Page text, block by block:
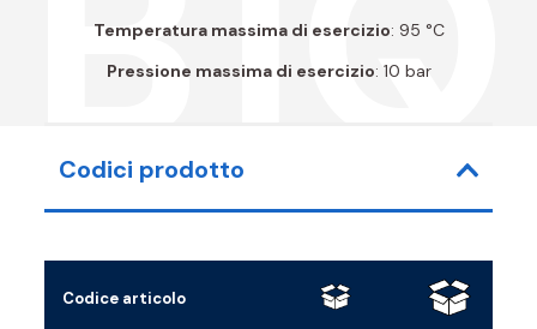
Temperatura massima di esercizio: 95 °C
Pressione massima di esercizio: 10 bar
Codici prodotto
Codice articolo